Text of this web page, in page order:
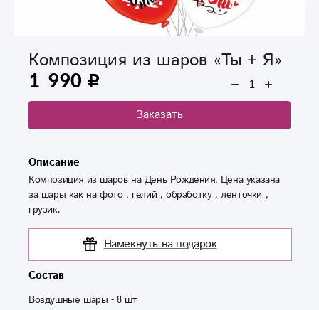
Композиция из шаров «Ты + Я»
1 990
Заказать
Описание
Композиция из шаров на День Рождения. Цена указана
за шары как на фото , гелий , обработку , ленточки ,
грузик.
Намекнуть на подарок
Состав
Воздушные шары - 8 шт